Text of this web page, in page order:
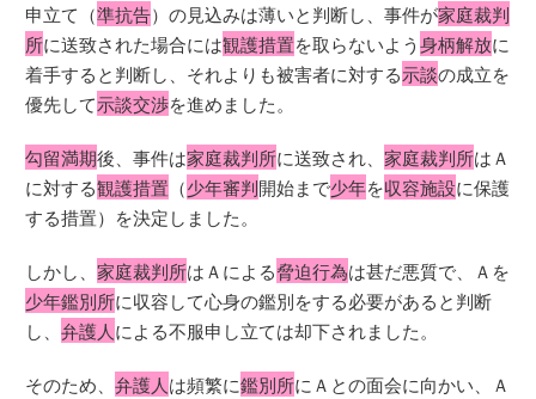
申立て（準抗告）の見込みは薄いと判断し、事件が家庭裁判
所に送致された場合には観護措置を取らないよう身柄解放に
着手すると判断し、それよりも被害者に対する示談の成立を
優先して示談交渉を進めました。
勾留満期後、事件は家庭裁判所に送致され、家庭裁判所はＡ
に対する観護措置 （少年審判開始まで少年を収容施設に保護
する措置）を決定しました。
しかし、家庭裁判所はＡによる脅迫行為は甚だ悪質で、Ａを
少年鑑別所に収容して心身の鑑別をする必要があると判断
し、弁護人による不服申し立ては却下されました。
そのため、弁護人は頻繁に鑑別所にＡとの面会に向かい、Ａ